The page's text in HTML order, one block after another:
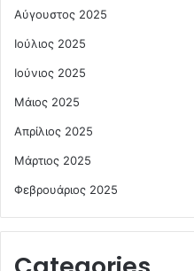
Αύγουστος 2025
Ιούλιος 2025
Ιούνιος 2025
Μάιος 2025
Απρίλιος 2025
Μάρτιος 2025
Φεβρουάριος 2025